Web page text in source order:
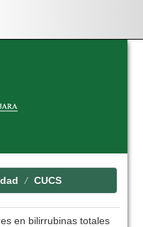
CUCS
en bilirrubinas totales